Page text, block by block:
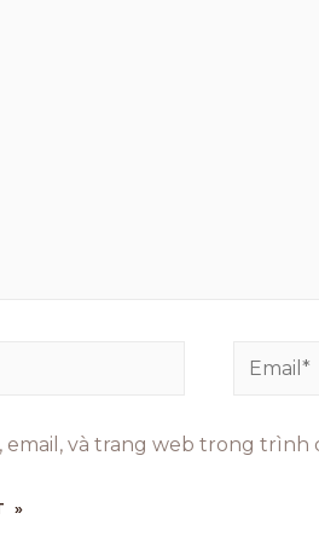
email, và trang web trong